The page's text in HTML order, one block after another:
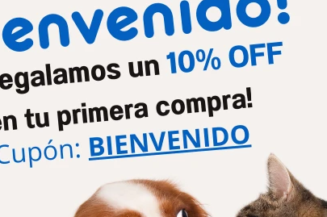
Tamaño de la raza
Productos que te pueden interesar